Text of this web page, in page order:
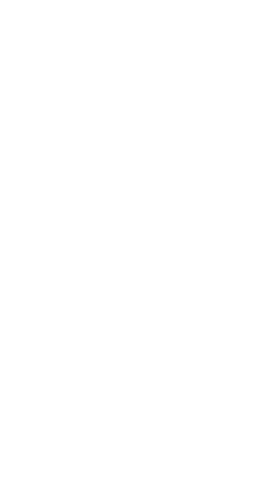
außerdem, wer das Tier, der